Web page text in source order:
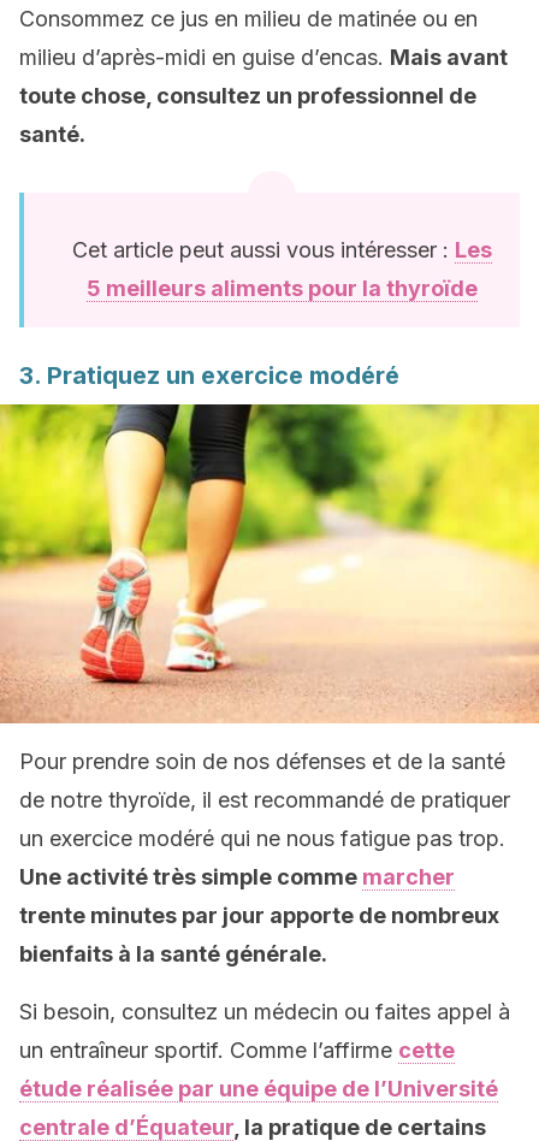
Consommez ce jus en milieu de matinée ou en
milieu d’après-midi en guise d’encas. Mais avant
toute chose, consultez un professionnel de
santé.
Cet article peut aussi vous intéresser : Les
5 meilleurs aliments pour la thyroïde
3. Pratiquez un exercice modéré
Pour prendre soin de nos défenses et de la santé
de notre thyroïde, il est recommandé de pratiquer
un exercice modéré qui ne nous fatigue pas trop.
Une activité très simple comme marcher
trente minutes par jour apporte de nombreux
bienfaits à la santé générale.
Si besoin, consultez un médecin ou faites appel à
un entraîneur sportif. Comme l’affirme cette
étude réalisée par une équipe de l’Université
centrale d’Équateur , la pratique de certains